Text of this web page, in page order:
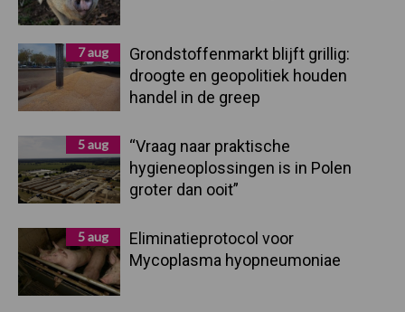
7 aug
Grondstoffenmarkt blijft grillig:
droogte en geopolitiek houden
handel in de greep
5 aug
“Vraag naar praktische
hygieneoplossingen is in Polen
groter dan ooit”
5 aug
Eliminatieprotocol voor
Mycoplasma hyopneumoniae